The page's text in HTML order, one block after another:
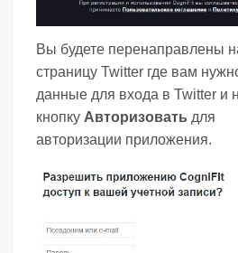
Вы будете перенаправлены
страницу Twitter где вам
данные для входа в Twitter и
кнопку Авторизовать для
авторизации приложения.